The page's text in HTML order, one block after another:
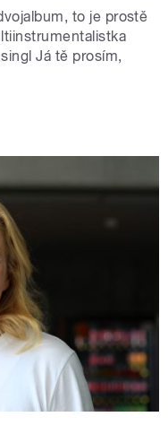
to je prostě
Já tě prosím,